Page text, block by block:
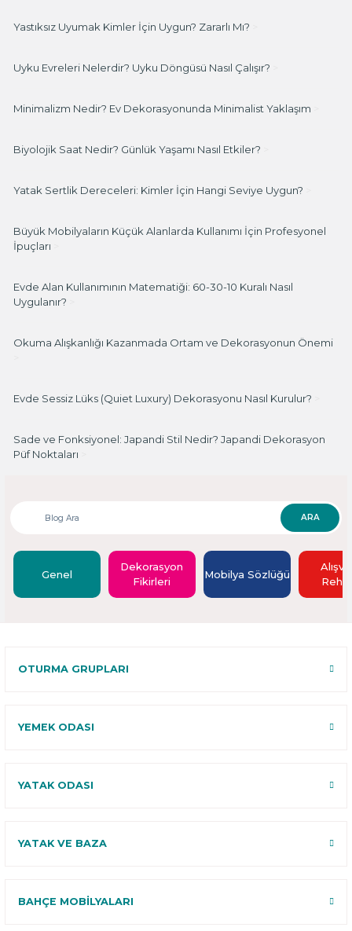
Yastıksız Uyumak Kimler İçin Uygun? Zararlı Mı?
Uyku Evreleri Nelerdir? Uyku Döngüsü Nasıl Çalışır?
Minimalizm Nedir? Ev Dekorasyonunda Minimalist Yaklaşım
Biyolojik Saat Nedir? Günlük Yaşamı Nasıl Etkiler?
Yatak Sertlik Dereceleri: Kimler İçin Hangi Seviye Uygun?
Büyük Mobilyaların Küçük Alanlarda Kullanımı İçin Profesyonel
İpuçları
Evde Alan Kullanımının Matematiği: 60-30-10 Kuralı Nasıl
Uygulanır?
Okuma Alışkanlığı Kazanmada Ortam ve Dekorasyonun Önemi
Evde Sessiz Lüks (Quiet Luxury) Dekorasyonu Nasıl Kurulur?
Sade ve Fonksiyonel: Japandi Stil Nedir? Japandi Dekorasyon
Püf Noktaları
ARA
Genel
Dekorasyon
Fikirleri
Mobilya Sözlüğü
OTURMA GRUPLARI
YEMEK ODASI
YATAK ODASI
YATAK VE BAZA
BAHÇE MOBİLYALARI